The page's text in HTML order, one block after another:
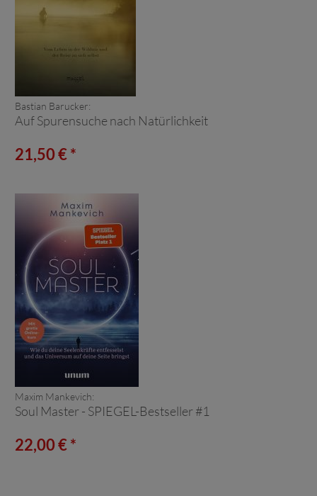
Bastian Barucker:
Auf Spurensuche nach Natürlichkeit
21,50 € *
Maxim Mankevich:
Soul Master - SPIEGEL-Bestseller #1
22,00 € *